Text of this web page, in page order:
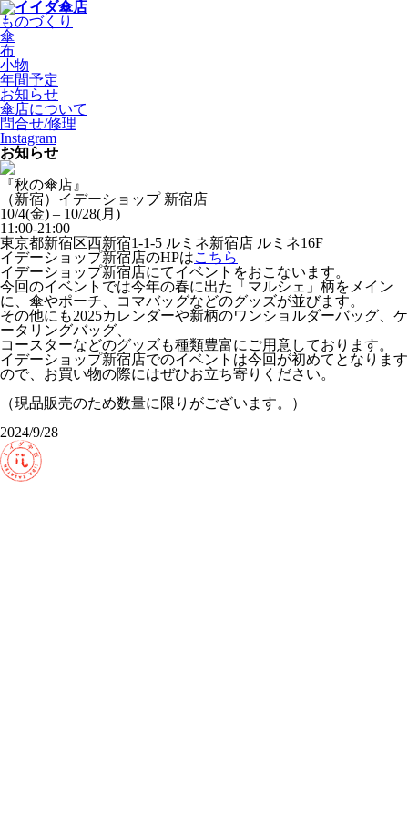
ものづくり
傘
布
小物
年間予定
お知らせ
傘店について
問合せ/修理
Instagram
お知らせ
『秋の傘店』
（新宿）イデーショップ 新宿店
10/4(金) – 10/28(月)
11:00-21:00
東京都新宿区西新宿1-1-5 ルミネ新宿店 ルミネ16F
イデーショップ新宿店のHPはこちら
イデーショップ新宿店にてイベントをおこないます。
今回のイベントでは今年の春に出た「マルシェ」柄をメイン
に、傘やポーチ、コマバッグなどのグッズが並びます。
その他にも2025カレンダーや新柄のワンショルダーバッグ、ケ
ータリングバッグ、
コースターなどのグッズも種類豊富にご用意しております。
イデーショップ新宿店でのイベントは今回が初めてとなります
ので、お買い物の際にはぜひお立ち寄りください。
（現品販売のため数量に限りがございます。）
2024/9/28